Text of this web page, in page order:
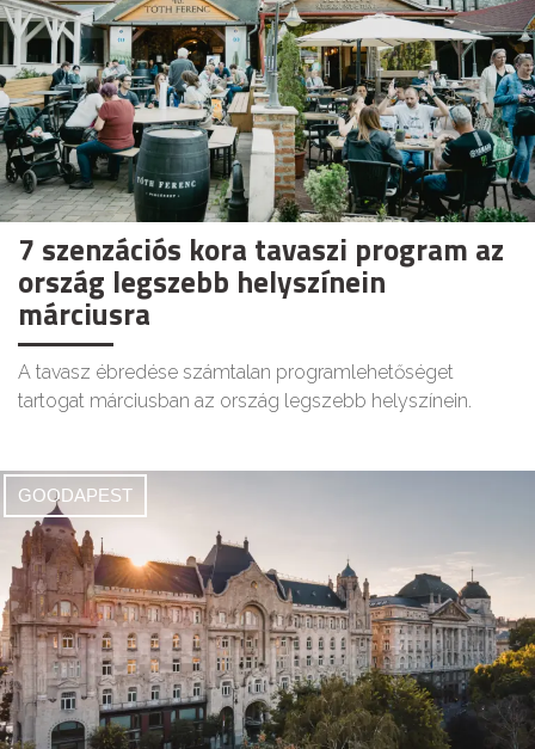
7 szenzációs kora tavaszi program az
ország legszebb helyszínein
márciusra
A tavasz ébredése számtalan programlehetőséget
tartogat márciusban az ország legszebb helyszínein.
GOODAPEST